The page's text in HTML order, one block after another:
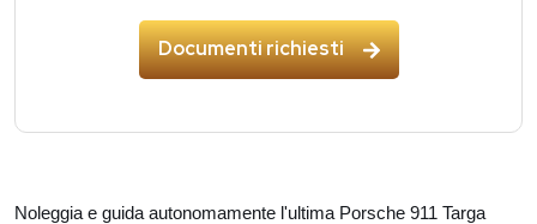
Documenti richiesti
Noleggia e guida autonomamente l'ultima Porsche 911 Targa